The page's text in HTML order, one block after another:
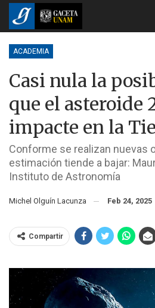
ACADEMIA
Casi nula la
que el asteroide
impacte en la
Conforme se realizan nuevas
estimación tiende a bajar:
Instituto de Astronomía
Michel Olguín Lacunza Feb 24, 2025
Compartir